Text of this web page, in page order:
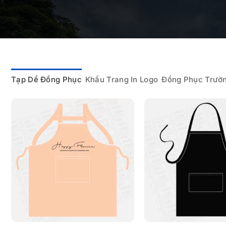
Tạp Dề Đồng Phục Khẩu Trang In Logo Đồng Phục